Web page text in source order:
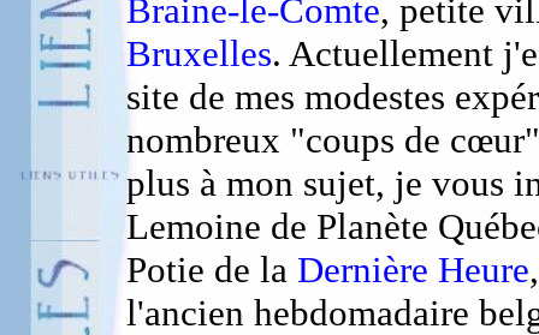
Braine-le-Comte, petite
Bruxelles. Actuellement
site de mes modestes
nombreux "coups de
plus à mon sujet, je vous
Lemoine de Planète
Potie de la Dernière Heure
l'ancien hebdomadaire